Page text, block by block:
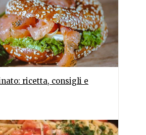
ricetta, consigli e